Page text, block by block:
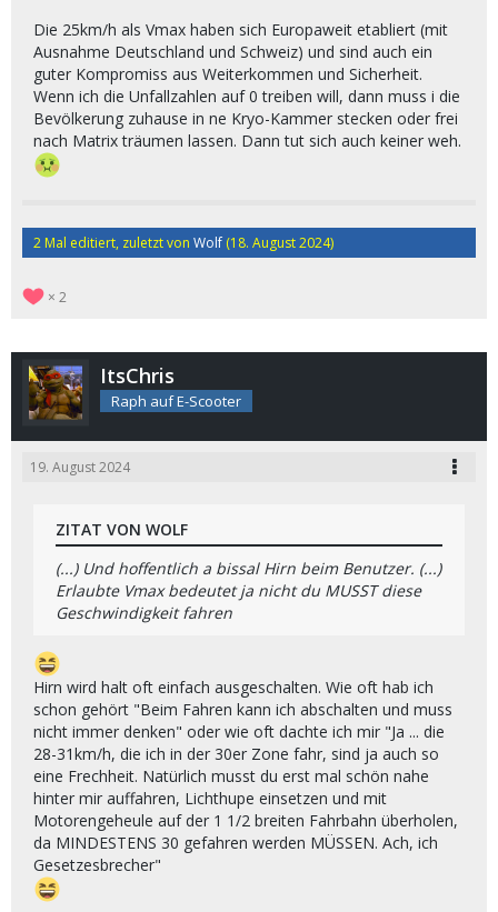
Die 25km/h als Vmax haben sich Europaweit etabliert (mit
Ausnahme Deutschland und Schweiz) und sind auch ein
guter Kompromiss aus Weiterkommen und Sicherheit.
Wenn ich die Unfallzahlen auf 0 treiben will, dann muss i die
Bevölkerung zuhause in ne Kryo-Kammer stecken oder frei
nach Matrix träumen lassen. Dann tut sich auch keiner weh.
2 Mal editiert, zuletzt von Wolf (18. August 2024)
2
ItsChris
Raph auf E-Scooter
19. August 2024
ZITAT VON WOLF
(...) Und hoffentlich a bissal Hirn beim Benutzer. (...)
Erlaubte Vmax bedeutet ja nicht du MUSST diese
Geschwindigkeit fahren
Hirn wird halt oft einfach ausgeschalten. Wie oft hab ich
schon gehört "Beim Fahren kann ich abschalten und muss
nicht immer denken" oder wie oft dachte ich mir "Ja ... die
28-31km/h, die ich in der 30er Zone fahr, sind ja auch so
eine Frechheit. Natürlich musst du erst mal schön nahe
hinter mir auffahren, Lichthupe einsetzen und mit
Motorengeheule auf der 1 1/2 breiten Fahrbahn überholen,
da MINDESTENS 30 gefahren werden MÜSSEN. Ach, ich
Gesetzesbrecher"